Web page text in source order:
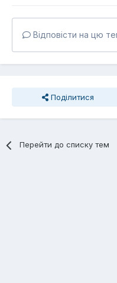
Відповісти на цю
Поділитися
Перейти до списку тем